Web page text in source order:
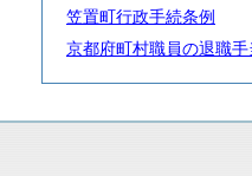
笠置町行政手続条例
京都府町村職員の退職手